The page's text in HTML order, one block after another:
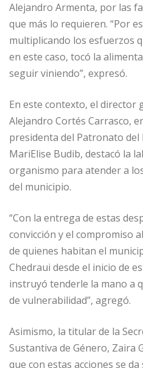
Alejandro Armenta, por las
que más lo requieren. “Por
multiplicando los esfuerzos
en este caso, tocó la
seguir viniendo”, expresó.
En este contexto, el director
Alejandro Cortés Carrasco,
presidenta del Patronato del
MariElise Budib, destacó la
organismo para atender a
del municipio.
“Con la entrega de estas
convicción y el compromiso
de quienes habitan el
Chedraui desde el inicio de
instruyó tenderle la mano a
de vulnerabilidad”, agregó.
Asimismo, la titular de la
Sustantiva de Género, Zaira
que con estas acciones se